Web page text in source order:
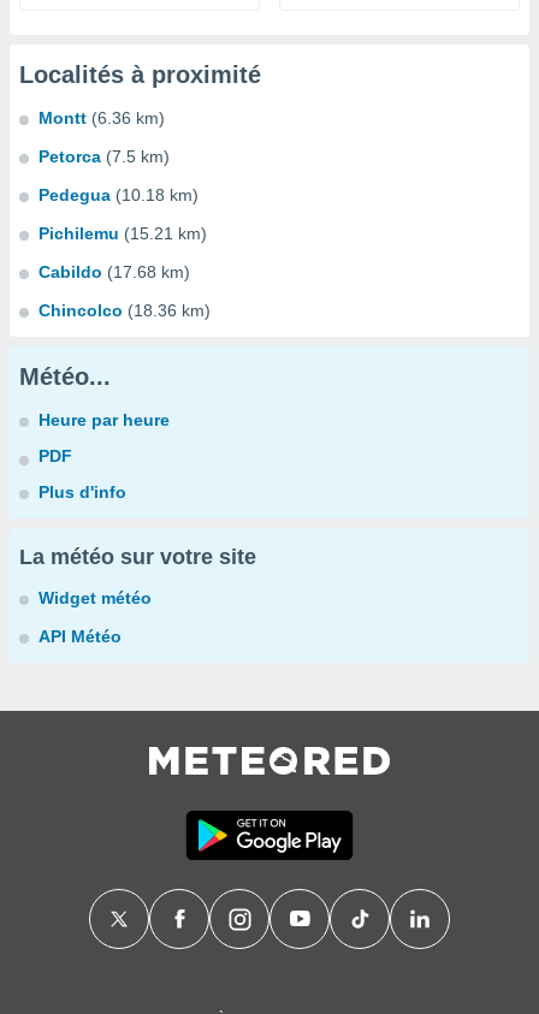
Localités à proximité
Montt (6.36 km)
Petorca (7.5 km)
Pedegua (10.18 km)
Pichilemu (15.21 km)
Cabildo (17.68 km)
Chincolco (18.36 km)
Météo...
Heure par heure
PDF
Plus d'info
La météo sur votre site
Widget météo
API Météo